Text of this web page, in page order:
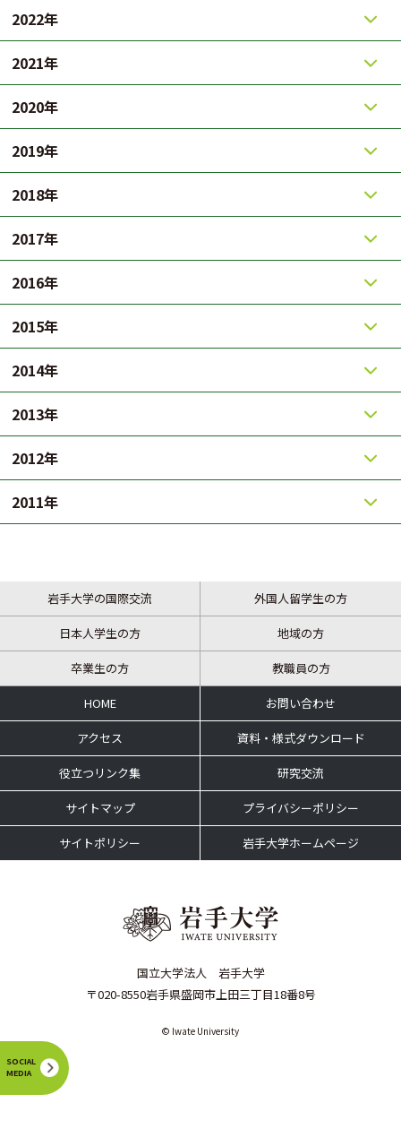
SOCIAL
MEDIA
2022年
2021年
2020年
2019年
2018年
2017年
2016年
2015年
2014年
2013年
2012年
2011年
岩手大学の国際交流 外国人留学生の方
日本人学生の方 地域の方
卒業生の方 教職員の方
HOME お問い合わせ
アクセス 資料・様式ダウンロード
役立つリンク集 研究交流
サイトマップ プライバシーポリシー
サイトポリシー 岩手大学ホームページ
国立大学法人 岩手大学
〒020-8550岩手県盛岡市上田三丁目18番8号
© Iwate University